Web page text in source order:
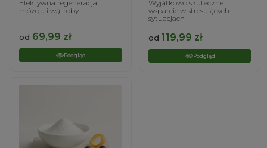
Efektywna regeneracja
mózgu i wątroby
od 69,99 zł
Podgląd
Wyjątkowo skuteczne
wsparcie w stresujących
sytuacjach
od 119,99 zł
Podgląd